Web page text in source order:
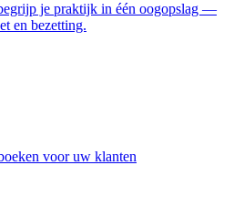
je praktijk in één oogopslag —
en bezetting.
voor uw klanten